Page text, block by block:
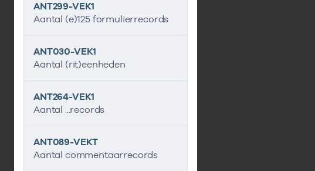
ANT299-VEK1
Aantal (e)125 formulierrecords
ANT030-VEK1
Aantal (rit)eenheden
ANT264-VEK1
Aantal ...records
ANT089-VEKT
Aantal commentaarrecords